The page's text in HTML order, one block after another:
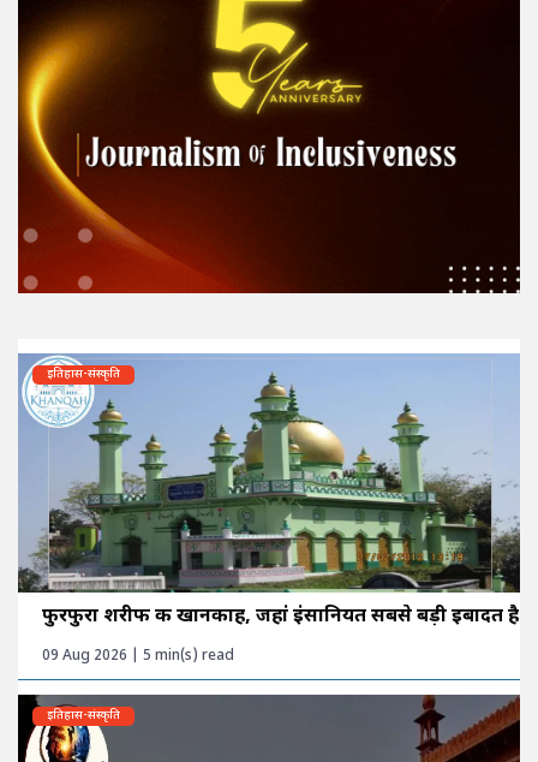
इतिहास-संस्कृति
फुरफुरा शरीफ की खानकाह, जहां इंसानियत सबसे बड़ी इबादत है
09 Aug 2026 | 5 min(s) read
इतिहास-संस्कृति